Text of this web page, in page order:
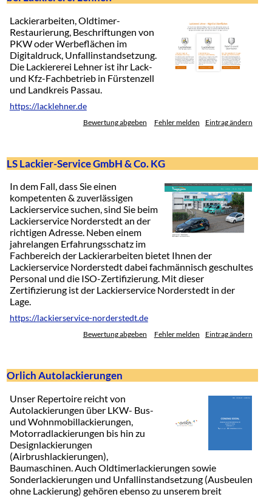
Lackierarbeiten, Oldtimer-
Restaurierung, Beschriftungen von
PKW oder Werbeflächen im
Digitaldruck, Unfallinstandsetzung.
Die Lackiererei Lehner ist ihr Lack-
und Kfz-Fachbetrieb in Fürstenzell
und Landkreis Passau.
https://lacklehner.de
Bewertung abgeben Fehler melden Eintrag ändern
LS Lackier-Service GmbH & Co. KG
In dem Fall, dass Sie einen
kompetenten & zuverlässigen
Lackierservice suchen, sind Sie beim
Lackierservice Norderstedt an der
richtigen Adresse. Neben einem
jahrelangen Erfahrungsschatz im
Fachbereich der Lackierarbeiten bietet Ihnen der
Lackierservice Norderstedt dabei fachmännisch geschultes
Personal und die ISO-Zertifizierung. Mit dieser
Zertifizierung ist der Lackierservice Norderstedt in der
Lage.
https://lackierservice-norderstedt.de
Bewertung abgeben Fehler melden Eintrag ändern
Orlich Autolackierungen
Unser Repertoire reicht von
Autolackierungen über LKW- Bus-
und Wohnmobillackierungen,
Motorradlackierungen bis hin zu
Designlackierungen
(Airbrushlackierungen),
Baumaschinen. Auch Oldtimerlackierungen sowie
Sonderlackierungen und Unfallinstandsetzung (Ausbeulen
ohne Lackierung) gehören ebenso zu unserem breit